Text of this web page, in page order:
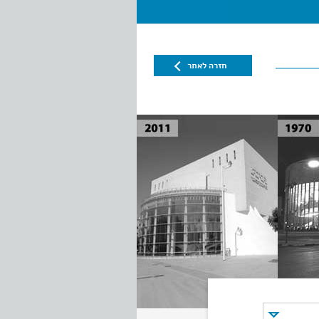
חזרה לאתר